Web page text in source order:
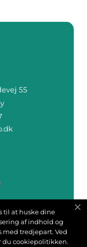
til at huske dine
af indhold og
tredjepart. Ved
du cookiepolitikken.